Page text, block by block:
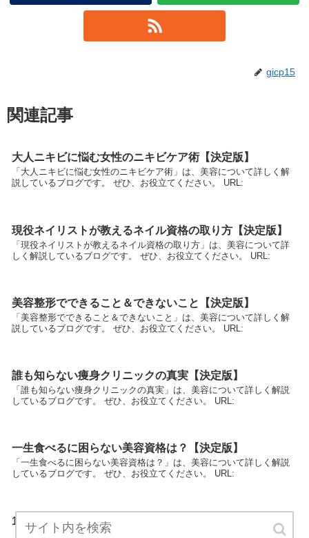
gicp15
関連記事
大人ニキビに悩む女性のニキビケア術【決定版】
「大人ニキビに悩む女性のニキビケア術」は、美容について詳しく解
説しているブログです。 ぜひ、お役立てください。 URL:
現役ネイリストが教えるネイル資格の取り方【決定版】
「現役ネイリストが教えるネイル資格の取り方」は、美容について詳
しく解説しているブログです。 ぜひ、お役立てください。 URL:
美容整形でできること＆できないこと【決定版】
「美容整形でできること＆できないこと」は、美容について詳しく解
説しているブログです。 ぜひ、お役立てください。 URL:
誰も知らない痩身クリニックの真実【決定版】
「誰も知らない痩身クリニックの真実」は、美容について詳しく解説
しているブログです。 ぜひ、お役立てください。 URL:
一生食べるに困らない美容資格は？【決定版】
「一生食べるに困らない美容資格は？」は、美容について詳しく解説
しているブログです。 ぜひ、お役立てください。 URL:
10年先を見据えた美容資格活用法【決定版】
「10年先を見据えた美容資格活用法」は、美容について詳しく解説し